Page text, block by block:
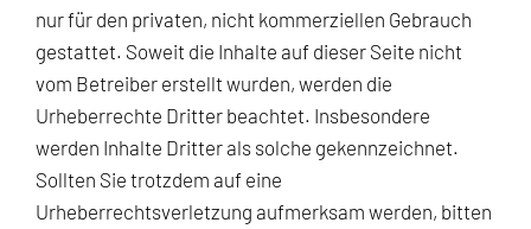
nur für den privaten, nicht kommerziellen Gebrauch
gestattet. Soweit die Inhalte auf dieser Seite nicht
vom Betreiber erstellt wurden, werden die
Urheberrechte Dritter beachtet. Insbesondere
werden Inhalte Dritter als solche gekennzeichnet.
Sollten Sie trotzdem auf eine
Urheberrechtsverletzung aufmerksam werden, bitten